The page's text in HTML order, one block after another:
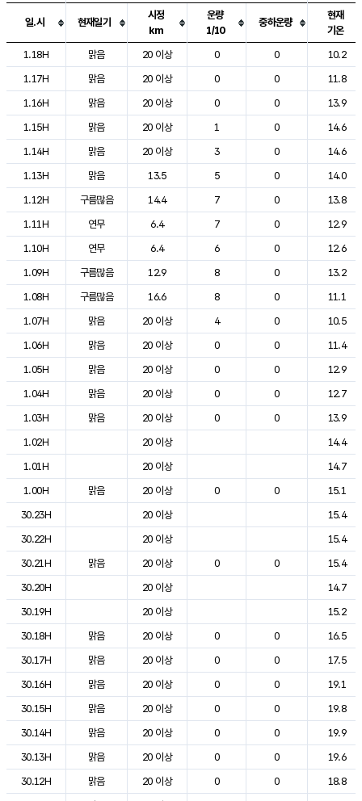
도시별 기상실황표로 지점, 날씨, 기온, 강수, 바람, 기압등을 안내한 표입
일.시 현재일기
시정
km
운량
1/10
중하운량
현재
기온
1.18H
맑음 20 이상 0 0
10.2
1.17H
맑음 20 이상 0 0
11.8
1.16H
맑음 20 이상 0 0
13.9
1.15H
맑음 20 이상 1 0
14.6
1.14H
맑음 20 이상 3 0
14.6
1.13H
맑음 13.5 5 0
14.0
1.12H
구름많음 14.4 7 0
13.8
1.11H
연무 6.4 7 0
12.9
1.10H
연무 6.4 6 0
12.6
1.09H
구름많음 12.9 8 0
13.2
1.08H
구름많음 16.6 8 0
11.1
1.07H
맑음 20 이상 4 0
10.5
1.06H
맑음 20 이상 0 0
11.4
1.05H
맑음 20 이상 0 0
12.9
1.04H
맑음 20 이상 0 0
12.7
1.03H
맑음 20 이상 0 0
13.9
1.02H
20 이상
14.4
1.01H
20 이상
14.7
1.00H
맑음 20 이상 0 0
15.1
30.23H
20 이상
15.4
30.22H
20 이상
15.4
30.21H
맑음 20 이상 0 0
15.4
30.20H
20 이상
14.7
30.19H
20 이상
15.2
30.18H
맑음 20 이상 0 0
16.5
30.17H
맑음 20 이상 0 0
17.5
30.16H
맑음 20 이상 0 0
19.1
30.15H
맑음 20 이상 0 0
19.8
30.14H
맑음 20 이상 0 0
19.9
30.13H
맑음 20 이상 0 0
19.6
30.12H
맑음 20 이상 0 0
18.8